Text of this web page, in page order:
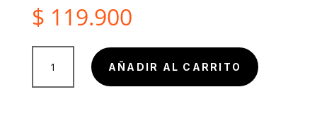
$ 119.900
Esmerilado
de
AÑADIR AL CARRITO